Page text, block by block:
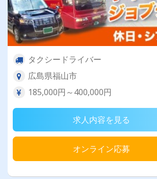
タクシードライバー
広島県福山市
185,000円～400,000円
求人内容を見る
オンライン応募